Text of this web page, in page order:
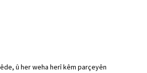
û her weha herî kêm parçeyên